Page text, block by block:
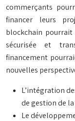
commerçants
financer leurs
blockchain
sécurisée et
financement
nouvelles
L’intégration
de gestion de
Le